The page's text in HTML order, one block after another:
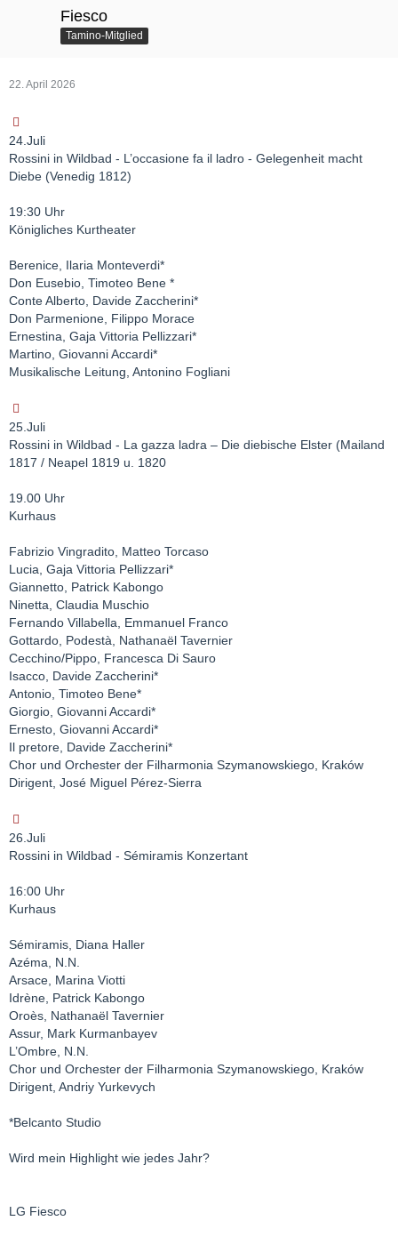
Fiesco
Tamino-Mitglied
22. April 2026
24.Juli
Rossini in Wildbad - L’occasione fa il ladro - Gelegenheit macht
Diebe (Venedig 1812)
19:30 Uhr
Königliches Kurtheater
Berenice, Ilaria Monteverdi*
Don Eusebio, Timoteo Bene *
Conte Alberto, Davide Zaccherini*
Don Parmenione, Filippo Morace
Ernestina, Gaja Vittoria Pellizzari*
Martino, Giovanni Accardi*
Musikalische Leitung, Antonino Fogliani
25.Juli
Rossini in Wildbad - La gazza ladra – Die diebische Elster (Mailand
1817 / Neapel 1819 u. 1820
19.00 Uhr
Kurhaus
Fabrizio Vingradito, Matteo Torcaso
Lucia, Gaja Vittoria Pellizzari*
Giannetto, Patrick Kabongo
Ninetta, Claudia Muschio
Fernando Villabella, Emmanuel Franco
Gottardo, Podestà, Nathanaël Tavernier
Cecchino/Pippo, Francesca Di Sauro
Isacco, Davide Zaccherini*
Antonio, Timoteo Bene*
Giorgio, Giovanni Accardi*
Ernesto, Giovanni Accardi*
Il pretore, Davide Zaccherini*
Chor und Orchester der Filharmonia Szymanowskiego, Kraków
Dirigent, José Miguel Pérez-Sierra
26.Juli
Rossini in Wildbad - Sémiramis Konzertant
16:00 Uhr
Kurhaus
Sémiramis, Diana Haller
Azéma, N.N.
Arsace, Marina Viotti
Idrène, Patrick Kabongo
Oroès, Nathanaël Tavernier
Assur, Mark Kurmanbayev
L’Ombre, N.N.
Chor und Orchester der Filharmonia Szymanowskiego, Kraków
Dirigent, Andriy Yurkevych
*Belcanto Studio
Wird mein Highlight wie jedes Jahr?
LG Fiesco